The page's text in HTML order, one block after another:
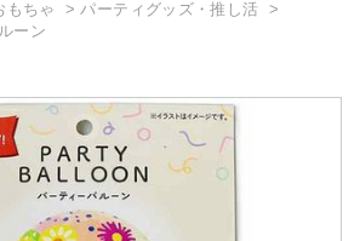
もちゃ
パーティグッズ・推し活
ーン